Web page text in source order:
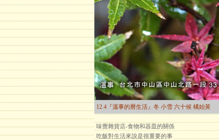
12.4『溫事的曆生活』冬 小雪 六十候 橘始黃
味覺雜貨店-食物和器皿的關係
吃飯對生活來說是很重要的事